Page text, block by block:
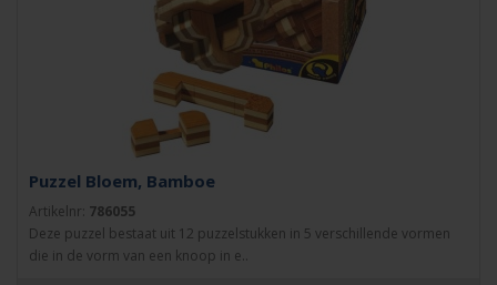
Puzzel Bloem, Bamboe
Artikelnr: 786055
Deze puzzel bestaat uit 12 puzzelstukken in 5 verschillende vormen
die in de vorm van een knoop in e..